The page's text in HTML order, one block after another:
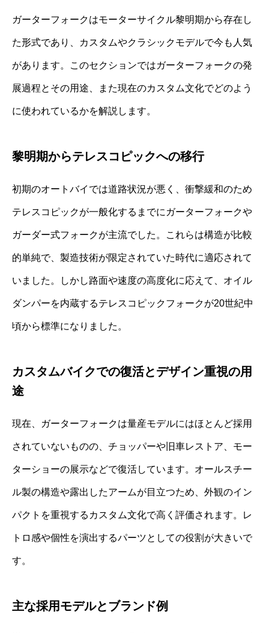
ガーターフォークはモーターサイクル黎明期から存在し
た形式であり、カスタムやクラシックモデルで今も人気
があります。このセクションではガーターフォークの発
展過程とその用途、また現在のカスタム文化でどのよう
に使われているかを解説します。
黎明期からテレスコピックへの移行
初期のオートバイでは道路状況が悪く、衝撃緩和のため
テレスコピックが一般化するまでにガーターフォークや
ガーダー式フォークが主流でした。これらは構造が比較
的単純で、製造技術が限定されていた時代に適応されて
いました。しかし路面や速度の高度化に応えて、オイル
ダンパーを内蔵するテレスコピックフォークが20世紀中
頃から標準になりました。
カスタムバイクでの復活とデザイン重視の用
途
現在、ガーターフォークは量産モデルにはほとんど採用
されていないものの、チョッパーや旧車レストア、モー
ターショーの展示などで復活しています。オールスチー
ル製の構造や露出したアームが目立つため、外観のイン
パクトを重視するカスタム文化で高く評価されます。レ
トロ感や個性を演出するパーツとしての役割が大きいで
す。
主な採用モデルとブランド例